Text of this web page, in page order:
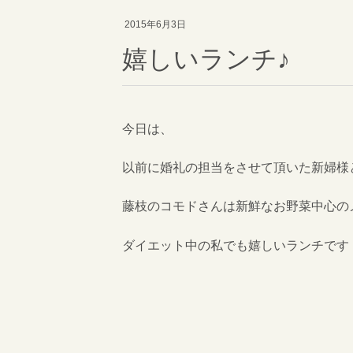
2015年6月3日
嬉しいランチ♪
今日は、
以前に婚礼の担当をさせて頂いた新婦様
藤枝のコモドさんは新鮮なお野菜中心の
ダイエット中の私でも嬉しいランチです